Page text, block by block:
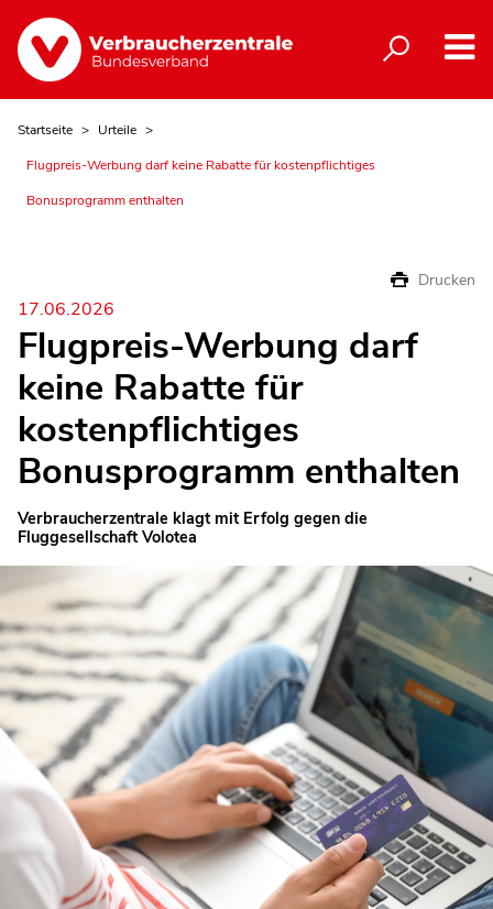
Startseite
Urteile
Flugpreis-Werbung darf keine Rabatte für kostenpflichtiges
Bonusprogramm enthalten
Drucken
17.06.2026
Flugpreis-Werbung darf
keine Rabatte für
kostenpflichtiges
Bonusprogramm enthalten
Verbraucherzentrale klagt mit Erfolg gegen die
Fluggesellschaft Volotea